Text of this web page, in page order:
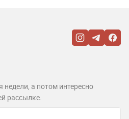
а потом интересно
рассылке.